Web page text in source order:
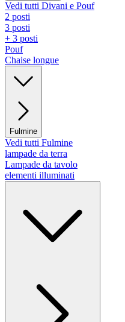
Vedi tutti Divani e Pouf
2 posti
3 posti
+ 3 posti
Pouf
Chaise longue
Fulmine
Vedi tutti Fulmine
lampade da terra
Lampade da tavolo
elementi illuminati